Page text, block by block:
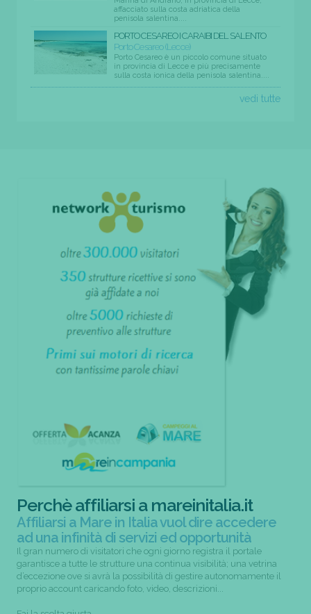
affacciato sulla costa adriatica della
penisola salentina....
PORTO CESAREO I CARAIBI DEL SALENTO
Porto Cesareo (Lecce)
Porto Cesareo è un piccolo comune situato
in provincia di Lecce e più precisamente
sulla costa ionica della penisola salentina....
vedi tutte
Perchè affiliarsi a mareinitalia.it
Affiliarsi a Mare in Italia vuol dire accedere
ad una infinità di servizi ed opportunità
Il gran numero di visitatori che ogni giorno registra il portale
garantisce a tutte le strutture una continua visibilità; una vetrina
d’eccezione ove si avrà la possibilità di gestire autonomamente il
proprio account caricando foto, video, descrizioni...